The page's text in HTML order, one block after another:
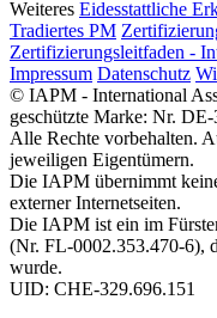
Weiteres Eidesstattliche
Tradiertes PM
Zertifizierungsleitfaden -
Impressum Datenschutz
© IAPM - International
geschützte Marke: Nr.
Alle Rechte vorbehalten.
jeweiligen Eigentümern.
Die IAPM übernimmt
externer Internetseiten.
Die IAPM ist ein im
(Nr. FL-0002.353.470-6),
wurde.
UID: CHE-329.696.151